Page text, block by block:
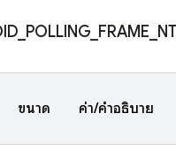
POLLING FRAME
ขนาด ค่า/คำอธิบาย